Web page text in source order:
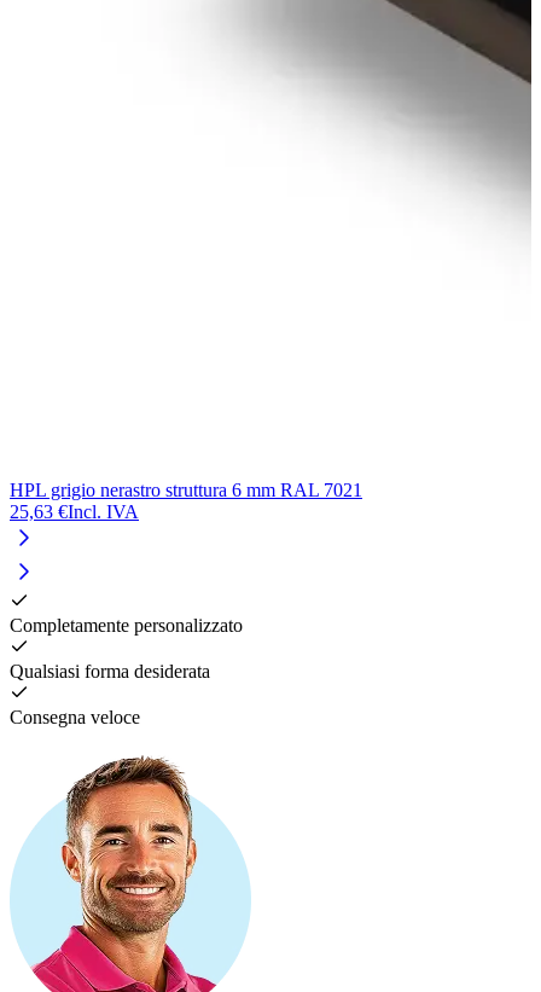
HPL grigio nerastro struttura 6 mm RAL 7021
25,63 €Incl. IVA
Completamente personalizzato
Qualsiasi forma desiderata
Consegna veloce